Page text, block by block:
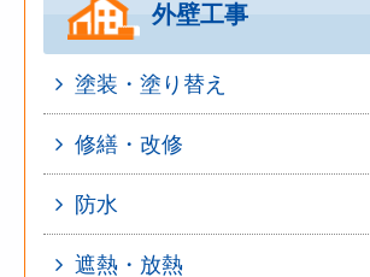
外壁工事
塗装・塗り替え
修繕・改修
防水
遮熱・放熱